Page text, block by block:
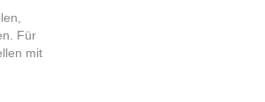
Für
mit